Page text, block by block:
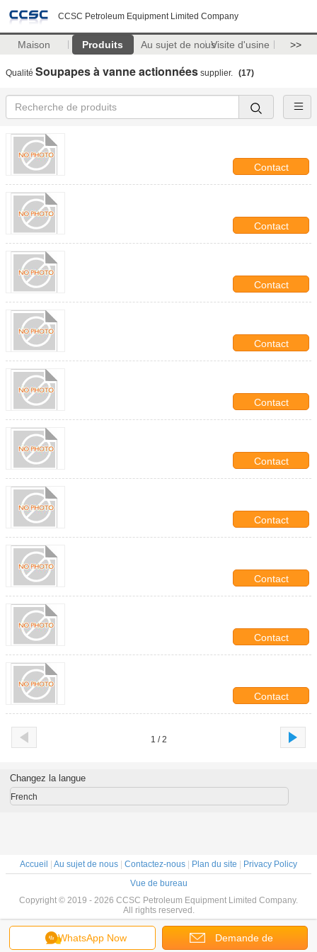
CCSC Petroleum Equipment Limited Company
Maison Produits Au sujet de nousVisite d'usine >>
Qualité Soupapes à vanne actionnées supplier. (17)
Contact
Contact
Contact
Contact
Contact
Contact
Contact
Contact
Contact
Contact
1 / 2
WhatsApp Now Demande de
Changez la langue
French
Accueil Au sujet de nous Contactez-nous Plan du site
Privacy Policy
Vue de bureau
Copyright © 2019 - 2026 CCSC Petroleum Equipment Limited Company.
All rights reserved.